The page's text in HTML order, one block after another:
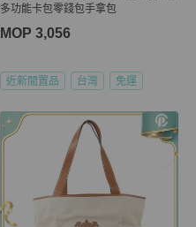
多功能卡包零錢包手拿包
MOP 3,056
近新閒置品 台灣 免運